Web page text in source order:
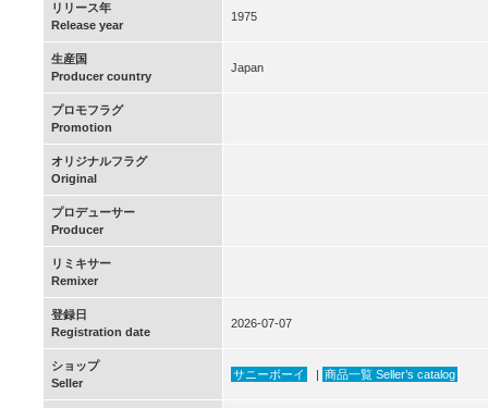
リリース年
Release year
1975
生産国
Producer country
Japan
プロモフラグ
Promotion
オリジナルフラグ
Original
プロデューサー
Producer
リミキサー
Remixer
登録日
Registration date
2026-07-07
ショップ
Seller
サニーボーイ | 商品一覧 Seller’s catalog